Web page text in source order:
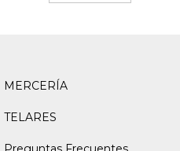
MERCERÍA
TELARES